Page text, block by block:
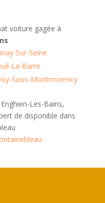
voiture gagée à
Sur-Seine
La-Barre
Sous-Montmorency
Les-Bains,
de disponible dans